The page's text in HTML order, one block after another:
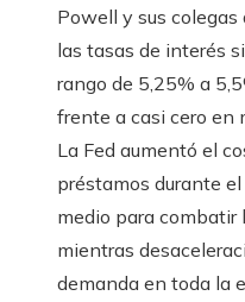
Powell y sus colegas
las tasas de interés
rango de 5,25% a
frente a casi cero en
La Fed aumentó el
préstamos durante
medio para combatir
mientras
demanda en toda la